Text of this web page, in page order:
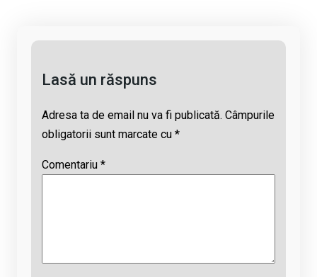
Lasă un răspuns
Adresa ta de email nu va fi publicată. Câmpurile
obligatorii sunt marcate cu *
Comentariu *